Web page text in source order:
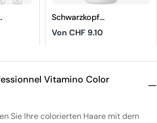
Schwarzkopf
Professional
Goodbye Yellow
Regulärer
Von CHF 9.10
Vitamino Color
Sie Ihre colorierten Haare mit dem